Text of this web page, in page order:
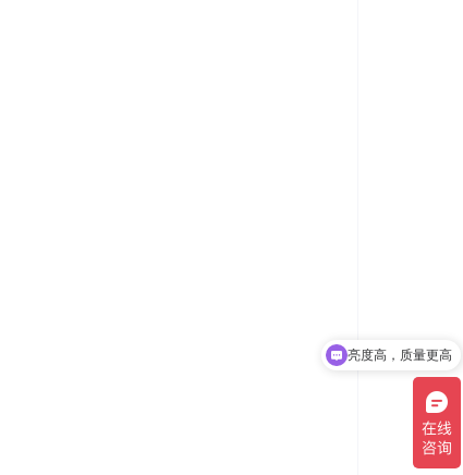
亮度高，质量更高